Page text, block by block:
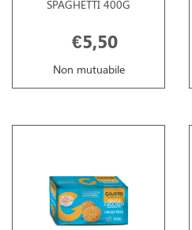
SPAGHETTI 400G
€5,50
Non mutuabile